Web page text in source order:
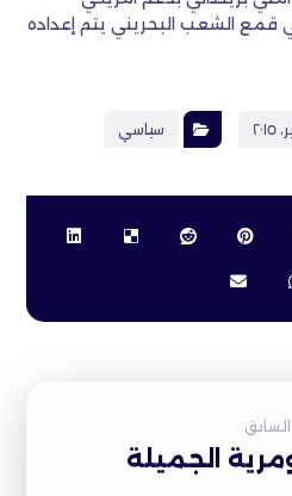
قمع الشعب البحريني يتم إعداده
سياسي
السابق
الجميلة